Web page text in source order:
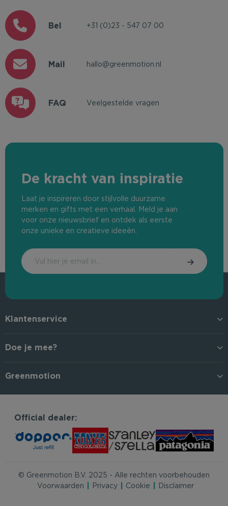
Bel +31 (0)23 - 547 07 00
Mail hallo@greenmotion.nl
FAQ Veelgestelde vragen
De kracht van inspiratie
Laat je inspireren door stijlvolle duurzame
merken en gifts met een verhaal. Meld je aan
voor onze nieuwsbrief en ontdek als eerste
onze unieke en creatieve ideeën.
Klantenservice
Doe je mee?
Greenmotion
Official dealer:
© Greenmotion B.V. 2025 - Alle rechten voorbehouden
Voorwaarden
Privacy Cookie Disclaimer